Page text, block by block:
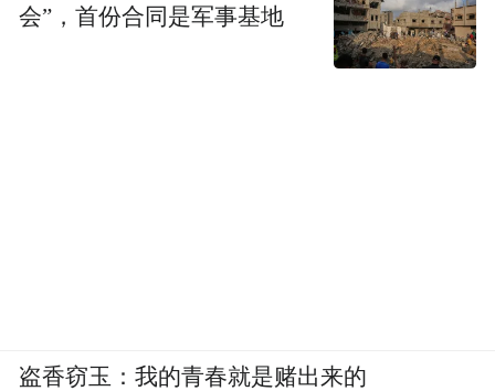
会”，首份合同是军事基地
盗香窃玉：我的青春就是赌出来的